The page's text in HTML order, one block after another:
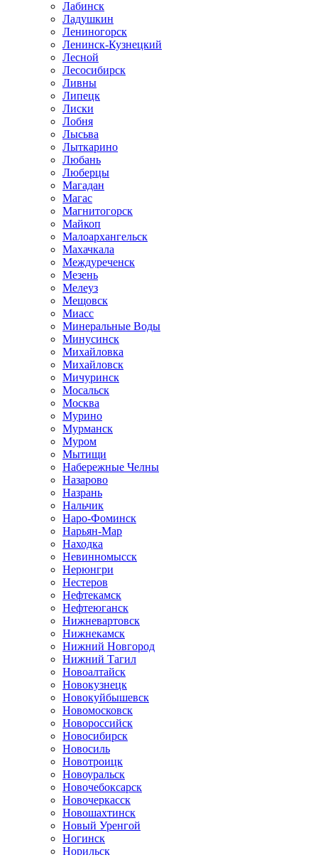
Лабинск
Ладушкин
Лениногорск
Ленинск-Кузнецкий
Лесной
Лесосибирск
Ливны
Липецк
Лиски
Лобня
Лысьва
Лыткарино
Любань
Люберцы
Магадан
Магас
Магнитогорск
Майкоп
Малоархангельск
Махачкала
Междуреченск
Мезень
Мелеуз
Мещовск
Миасс
Минеральные Воды
Минусинск
Михайловка
Михайловск
Мичуринск
Мосальск
Москва
Мурино
Мурманск
Муром
Мытищи
Набережные Челны
Назарово
Назрань
Нальчик
Наро-Фоминск
Нарьян-Мар
Находка
Невинномысск
Нерюнгри
Нестеров
Нефтекамск
Нефтеюганск
Нижневартовск
Нижнекамск
Нижний Новгород
Нижний Тагил
Новоалтайск
Новокузнецк
Новокуйбышевск
Новомосковск
Новороссийск
Новосибирск
Новосиль
Новотроицк
Новоуральск
Новочебоксарск
Новочеркасск
Новошахтинск
Новый Уренгой
Ногинск
Норильск